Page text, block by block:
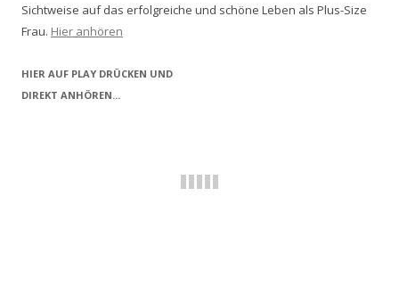
Sichtweise auf das erfolgreiche und schöne Leben als Plus-Size
Frau. Hier anhören
HIER AUF PLAY DRÜCKEN UND
DIREKT ANHÖREN...